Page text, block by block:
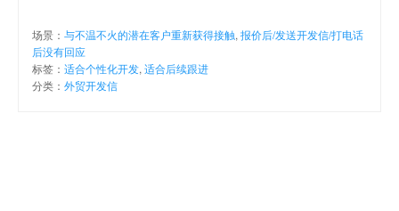
场景： 与不温不火的潜在客户重新获得接触, 报价后/发送开发信/打电话
后没有回应
标签： 适合个性化开发, 适合后续跟进
分类： 外贸开发信